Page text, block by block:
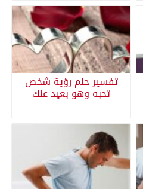
تفسير حلم رؤية شخص
تحبه وهو بعيد عنك